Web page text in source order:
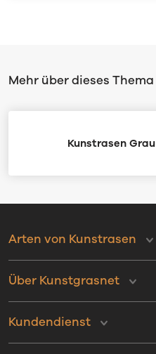
Mehr über dieses Thema
Kunstrasen Grau
Arten von Kunstrasen
Über Kunstgrasnet
Kundendienst